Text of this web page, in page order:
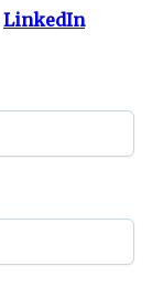
LinkedIn